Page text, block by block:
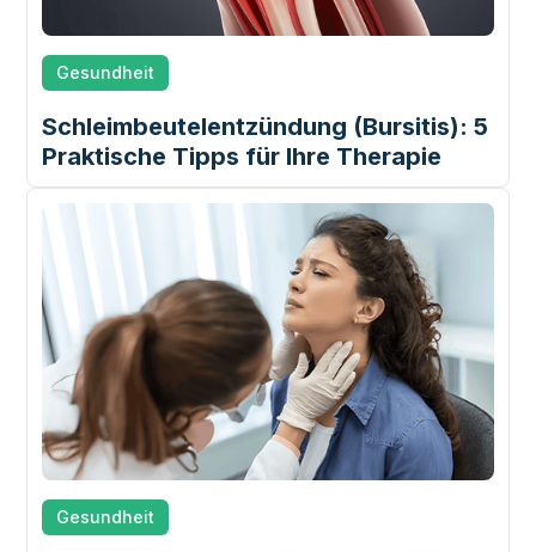
Gesundheit
Schleimbeutelentzündung (Bursitis): 5
Praktische Tipps für Ihre Therapie
Gesundheit